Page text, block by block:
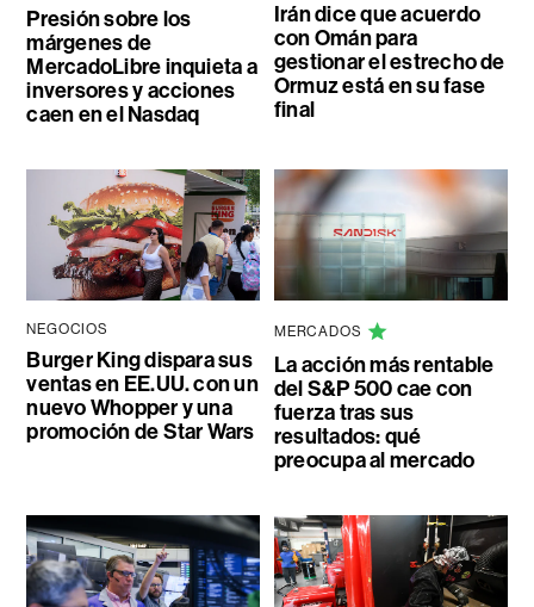
Presión sobre los
márgenes de
MercadoLibre inquieta a
inversores y acciones
caen en el Nasdaq
Irán dice que acuerdo
con Omán para
gestionar el estrecho de
Ormuz está en su fase
final
NEGOCIOS
Burger King dispara sus
ventas en EE.UU. con un
nuevo Whopper y una
promoción de Star Wars
MERCADOS
La acción más rentable
del S&P 500 cae con
fuerza tras sus
resultados: qué
preocupa al mercado